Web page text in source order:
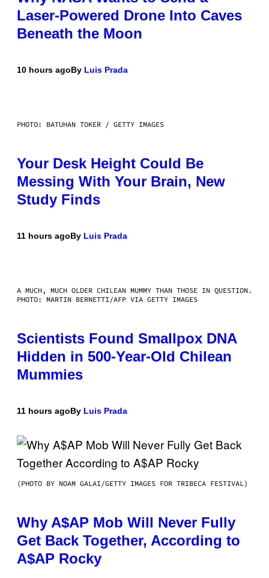
Laser-Powered Drone Into Caves
Beneath the Moon
10 hours agoBy Luis Prada
PHOTO: BATUHAN TOKER / GETTY IMAGES
Your Desk Height Could Be
Messing With Your Brain, New
Study Finds
11 hours agoBy Luis Prada
A MUCH, MUCH OLDER CHILEAN MUMMY THAN THOSE IN QUESTION.
PHOTO: MARTIN BERNETTI/AFP VIA GETTY IMAGES
Scientists Found Smallpox DNA
Hidden in 500-Year-Old Chilean
Mummies
11 hours agoBy Luis Prada
(PHOTO BY NOAM GALAI/GETTY IMAGES FOR TRIBECA FESTIVAL)
Why A$AP Mob Will Never Fully
Get Back Together, According to
A$AP Rocky